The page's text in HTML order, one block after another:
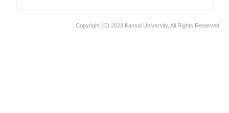
Copyright (C) 2023 Kansai University, All Rights Reserved.